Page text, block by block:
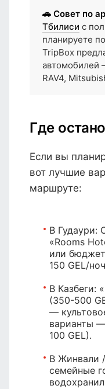
🚗 Совет по
Тбилиси с
планируете
TripBox
автомобилей
RAV4,
Где
Если вы
вот лучшие
маршруте:
В Гудаури:
«Rooms
или
150 GEL/
В Казбеги:
(350-500
—
варианты
100 GEL).
В Жинвали
семейные